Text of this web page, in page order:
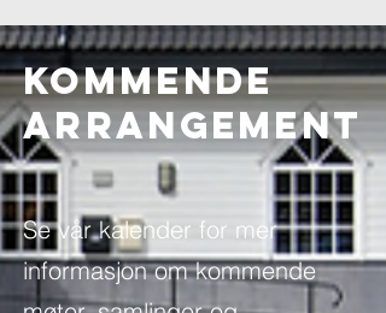
Kommende
ARRANGEMENT
Se vår kalender for mer
informasjon om kommende